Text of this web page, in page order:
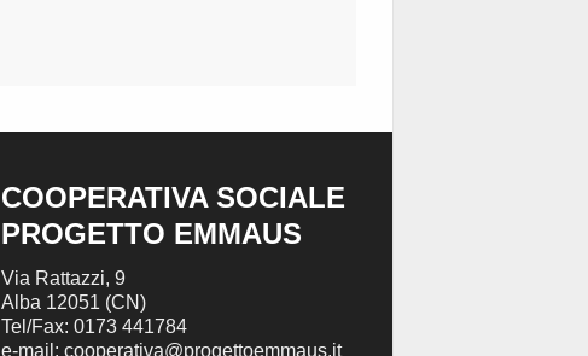
COOPERATIVA SOCIALE
PROGETTO EMMAUS
Via Rattazzi, 9
Alba 12051 (CN)
Tel/Fax: 0173 441784
e-mail: cooperativa@progettoemmaus.it